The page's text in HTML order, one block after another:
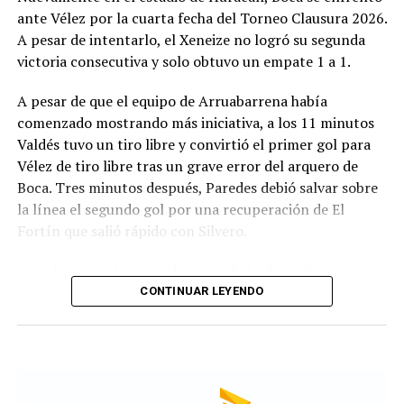
Deportivo Rincón el miércoles y luego en San Luis ante
Juventud Unida Universitario.
Síntesis
Círculo Deportivo (1): Pedro Fernández; Julián Vílchez,
Facundo Rojas, Jano Martínez y Rodrigo Torres; Joaquín
Bassani, Francisco Grahl, Ramiro Banchio y Marco
Campagnaro; Rodrigo Juárez y Vicente Barberini. DT:
Duilio Botella.
Branco Castelli y Ciro Rius por Torres, Campagnaro y
Branco Mera, Alejandro Chiavetto, Martín Rivero y
ante Vélez por la cuarta fecha del Torneo Clausura 2026.
A pesar de intentarlo, el Xeneize no logró su segunda
victoria consecutiva y solo obtuvo un empate 1 a 1.
A pesar de que el equipo de Arruabarrena había
comenzado mostrando más iniciativa, a los 11 minutos
Valdés tuvo un tiro libre y convirtió el primer gol para
Vélez de tiro libre tras un grave error del arquero de
Boca. Tres minutos después, Paredes debió salvar sobre
la línea el segundo gol por una recuperación de El
Fortín que salió rápido con Silvero.
terminar la primera parte con un empate. Fue así como
CONTINUAR LEYENDO